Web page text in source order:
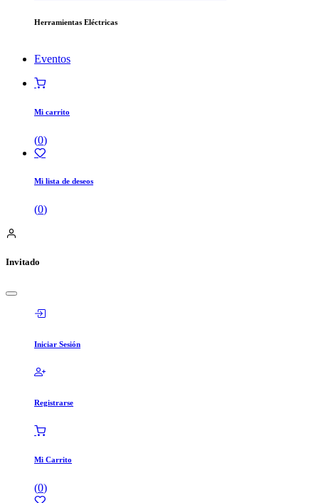
Herramientas Eléctricas
Eventos
Mi carrito
(0)
Mi lista de deseos
(0)
Invitado
Iniciar Sesión
Registrarse
Mi Carrito
(0)